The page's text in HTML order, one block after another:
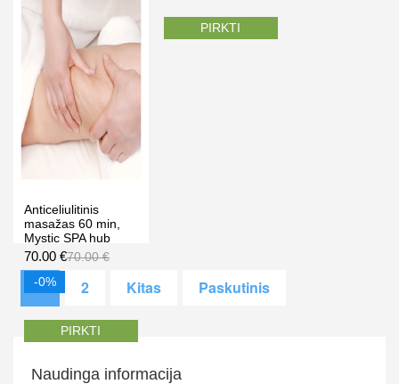
PIRKTI
VilniujePIRKTI
Anticeliulitinis
masažas 60 min,
Mystic SPA hub
Vilniuje
70.00 €70.00 €
-0%
PIRKTI
1 2 Kitas Paskutinis
Naudinga informacija